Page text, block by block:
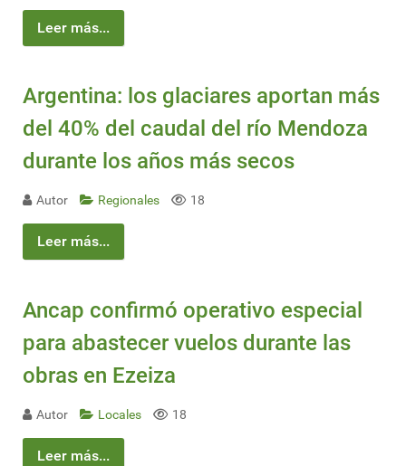
Leer más...
Argentina: los glaciares aportan más
del 40% del caudal del río Mendoza
durante los años más secos
Autor Regionales 18
Leer más...
Ancap confirmó operativo especial
para abastecer vuelos durante las
obras en Ezeiza
Autor Locales 18
Leer más...